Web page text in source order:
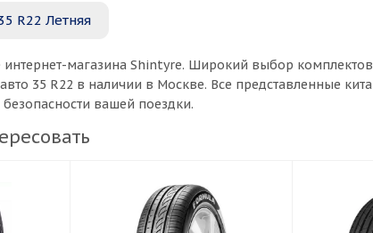
R22 Летняя
интернет-магазина Shintyre. Широкий выбор
35 R22 в наличии в Москве. Все представленные
вашей поездки.